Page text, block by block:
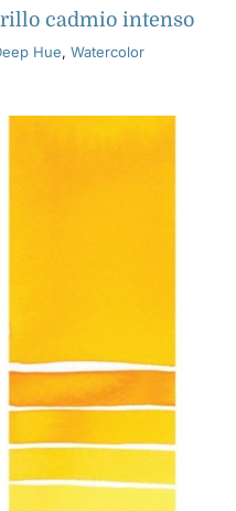
cadmio intenso
Hue, Watercolor